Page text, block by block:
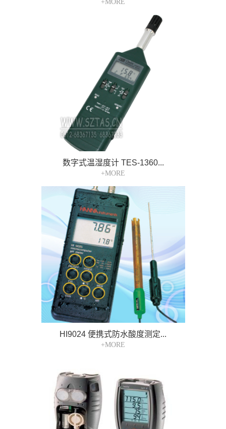
+MORE
数字式温湿度计 TES-1360...
+MORE
HI9024 便携式防水酸度测定...
+MORE